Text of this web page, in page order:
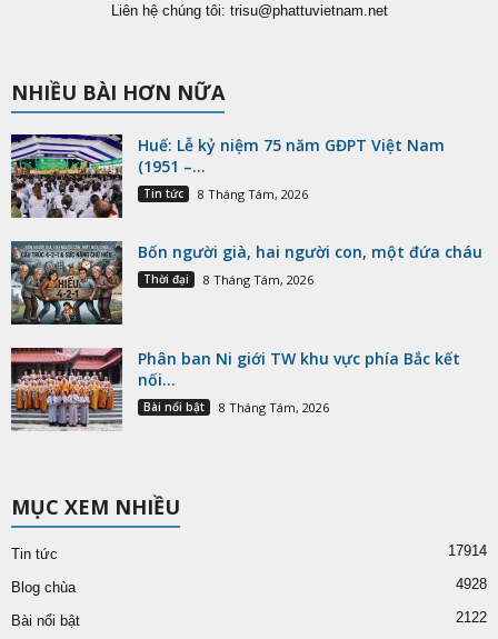
Liên hệ chúng tôi: trisu@phattuvietnam.net
NHIỀU BÀI HƠN NỮA
Huế: Lễ kỷ niệm 75 năm GĐPT Việt Nam
(1951 –...
Tin tức 8 Tháng Tám, 2026
Bốn người già, hai người con, một đứa cháu
Thời đại 8 Tháng Tám, 2026
Phân ban Ni giới TW khu vực phía Bắc kết
nối...
Bài nổi bật 8 Tháng Tám, 2026
MỤC XEM NHIỀU
Tin tức 17914
Blog chùa 4928
Bài nổi bật 2122